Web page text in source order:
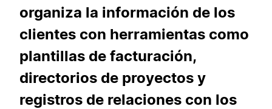
organiza la información de los
clientes con herramientas como
plantillas de facturación,
directorios de proyectos y
registros de relaciones con los